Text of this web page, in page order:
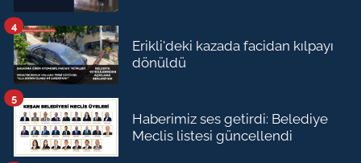
Erikli'deki kazada facidan kılpayı
dönüldü
4
Haberimiz ses getirdi: Belediye
Meclis listesi güncellendi
5